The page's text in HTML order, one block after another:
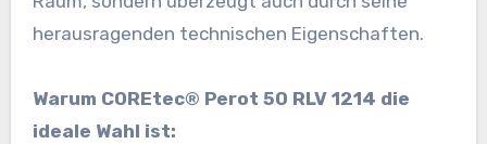
herausragenden technischen Eigenschaften.
Warum COREtec® Perot 50 RLV 1214 die
ideale Wahl ist: